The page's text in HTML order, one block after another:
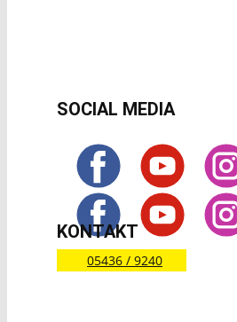
SOCIAL MEDIA
KONTAKT
05436 / 9240